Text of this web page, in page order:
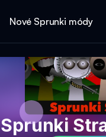
Nové Sprunki módy
Sprunki